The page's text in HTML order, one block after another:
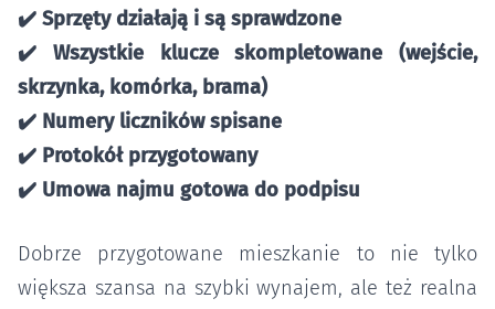
✔️ Sprzęty działają i są sprawdzone
✔️ Wszystkie klucze skompletowane (wejście,
skrzynka, komórka, brama)
✔️ Numery liczników spisane
✔️ Protokół przygotowany
✔️ Umowa najmu gotowa do podpisu
Dobrze przygotowane mieszkanie to nie tylko
większa szansa na szybki wynajem, ale też realna